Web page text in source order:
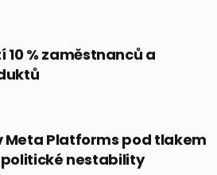
% zaměstnanců a
Meta Platforms pod tlakem
nestability